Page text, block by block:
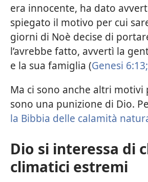
era innocente, ha dato
spiegato il motivo per cui
giorni di Noè decise di
l’avrebbe fatto, avvertì la
e la sua famiglia (Genesi 6:13;
Ma ci sono anche altri
sono una punizione di Dio.
la Bibbia delle calamità
Dio si interessa di
climatici estremi